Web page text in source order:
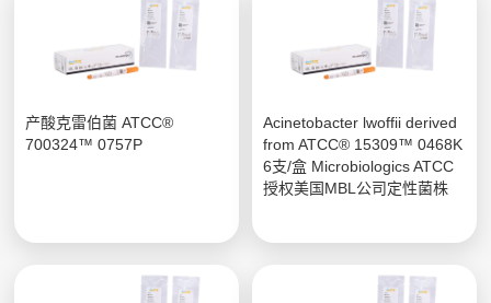
产酸克雷伯菌 ATCC®
700324™ 0757P
Acinetobacter lwoffii derived
from ATCC® 15309™ 0468K
6支/盒 Microbiologics ATCC
授权美国MBL公司定性菌株